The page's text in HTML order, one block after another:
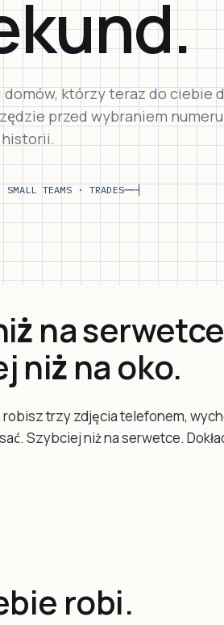
domów, którzy teraz do ciebie
przed wybraniem
TEAMS · TRADES──┤
na
niż na oko.
trzy zdjęcia telefonem,
Szybciej niż na serwetce.
robi.